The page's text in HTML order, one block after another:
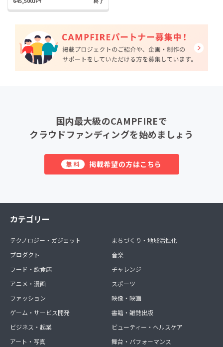
国内最大級のCAMPFIREで
クラウドファンディングを始めましょう
無料 掲載希望の方はこちら
カテゴリー
テクノロジー・ガジェット
プロダクト
フード・飲食店
アニメ・漫画
ファッション
ゲーム・サービス開発
ビジネス・起業
アート・写真
まちづくり・地域活性化
音楽
チャレンジ
スポーツ
映像・映画
書籍・雑誌出版
ビューティー・ヘルスケア
舞台・パフォーマンス